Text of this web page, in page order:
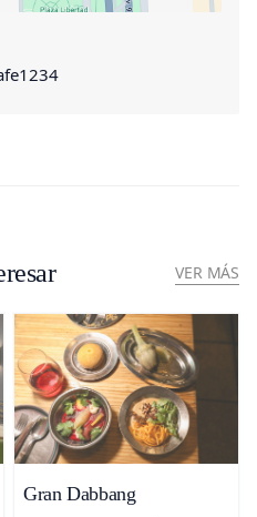
VER MÁS
Gran Dabbang